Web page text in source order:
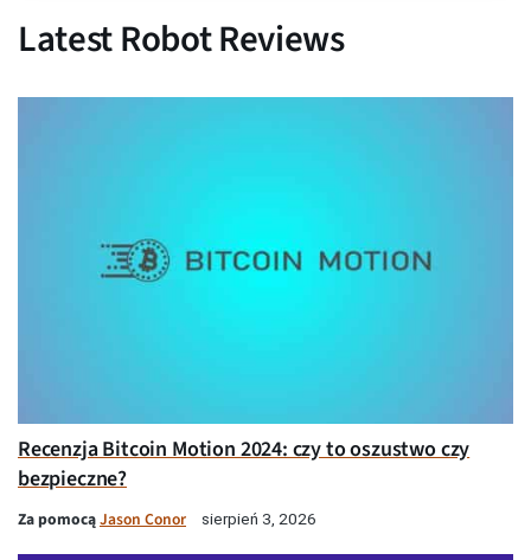
Latest Robot Reviews
Recenzja Bitcoin Motion 2024: czy to oszustwo czy
bezpieczne?
Za pomocąJason Conor sierpień 3, 2026